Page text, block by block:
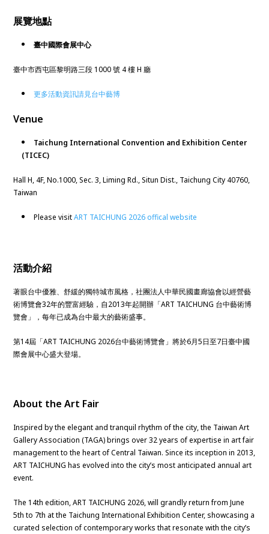
展覽地點
臺中國際會展中心
臺中市西屯區黎明路三段 1000 號 4 樓 H 廳
更多活動資訊請見台中藝博
Venue
Taichung International Convention and Exhibition Center
(TICEC)
Hall H, 4F, No.1000, Sec. 3, Liming Rd., Situn Dist., Taichung City 40760,
Taiwan
Please visitART TAICHUNG 2026 offical website
活動介紹
著眼台中優雅、舒緩的獨特城市風格，社團法人中華民國畫廊協會以經營藝
術博覽會32年的豐富經驗，自2013年起開辦「ART TAICHUNG 台中藝術博
覽會」，每年已成為台中最大的藝術盛事。
第14屆「ART TAICHUNG 2026台中藝術博覽會」將於6月5日至7日臺中國
際會展中心盛大登場。
About the Art Fair
Inspired by the elegant and tranquil rhythm of the city, the Taiwan Art
Gallery Association (TAGA) brings over 32 years of expertise in art fair
management to the heart of Central Taiwan. Since its inception in 2013,
ART TAICHUNG has evolved into the city’s most anticipated annual art
event.
The 14th edition, ART TAICHUNG 2026, will grandly return from June
5th to 7th at the Taichung International Exhibition Center, showcasing a
curated selection of contemporary works that resonate with the city’s